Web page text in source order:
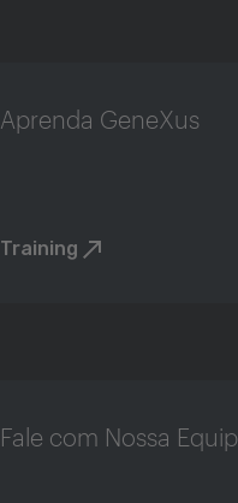
Aprenda GeneXus
Training
Fale com Nossa